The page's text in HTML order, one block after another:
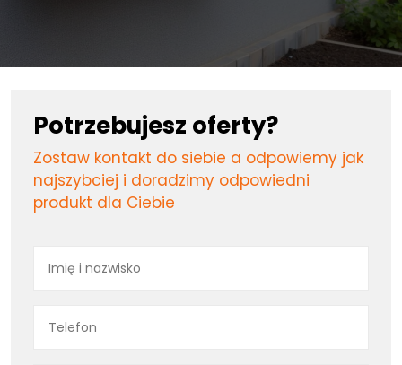
Potrzebujesz oferty?
Zostaw kontakt do siebie a odpowiemy jak
najszybciej i doradzimy odpowiedni
produkt dla Ciebie